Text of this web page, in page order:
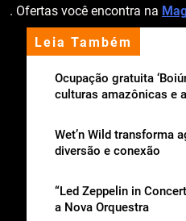
Leia Também
Ocupação gratuita
culturas amazônicas e
Wet’n Wild transforma
diversão e conexão
“Led Zeppelin in
a Nova Orquestra
. Ofertas você encontra na
apoio